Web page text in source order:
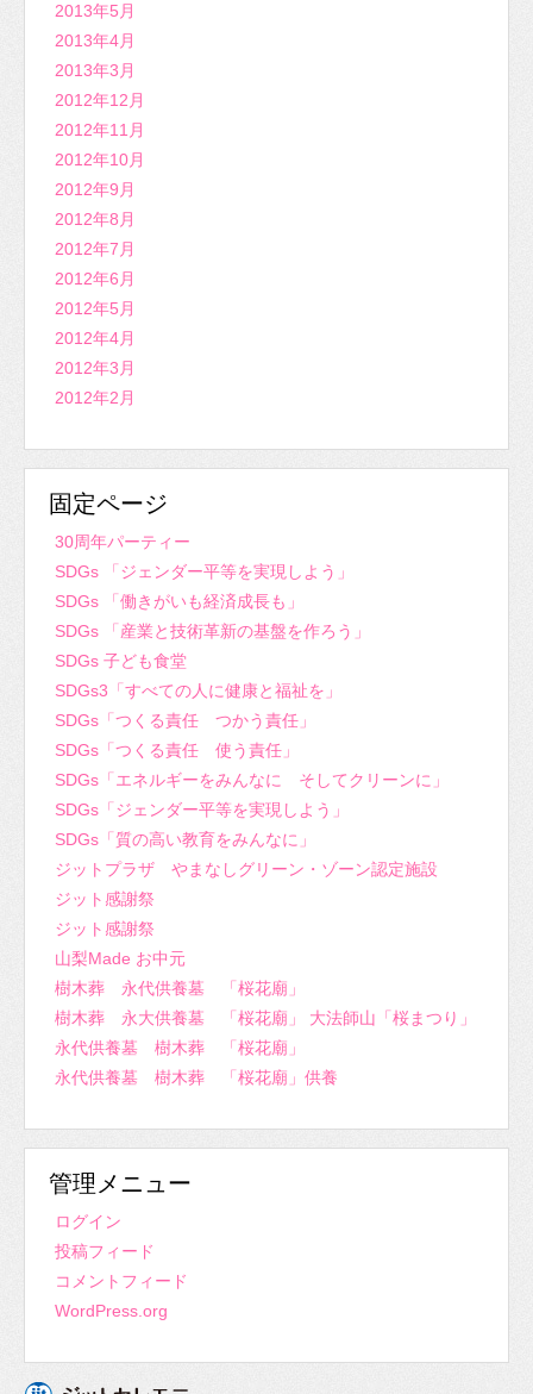
2013年5月
2013年4月
2013年3月
2012年12月
2012年11月
2012年10月
2012年9月
2012年8月
2012年7月
2012年6月
2012年5月
2012年4月
2012年3月
2012年2月
固定ページ
30周年パーティー
SDGs 「ジェンダー平等を実現しよう」
SDGs 「働きがいも経済成長も」
SDGs 「産業と技術革新の基盤を作ろう」
SDGs 子ども食堂
SDGs3「すべての人に健康と福祉を」
SDGs「つくる責任 つかう責任」
SDGs「つくる責任 使う責任」
SDGs「エネルギーをみんなに そしてクリーンに」
SDGs「ジェンダー平等を実現しよう」
SDGs「質の高い教育をみんなに」
ジットプラザ やまなしグリーン・ゾーン認定施設
ジット感謝祭
ジット感謝祭
山梨Made お中元
樹木葬 永代供養墓 「桜花廟」
樹木葬 永大供養墓 「桜花廟」 大法師山「桜まつり」
永代供養墓 樹木葬 「桜花廟」
永代供養墓 樹木葬 「桜花廟」供養
管理メニュー
ログイン
投稿フィード
コメントフィード
WordPress.org